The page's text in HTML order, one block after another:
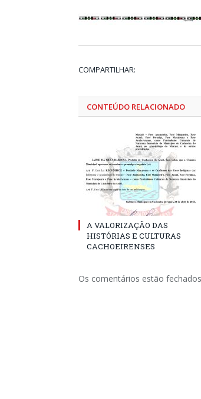
COMPARTILHAR:
CONTEÚDO RELACIONADO
A VALORIZAÇÃO DAS
HISTÓRIAS E CULTURAS
CACHOEIRENSES
Os comentários estão